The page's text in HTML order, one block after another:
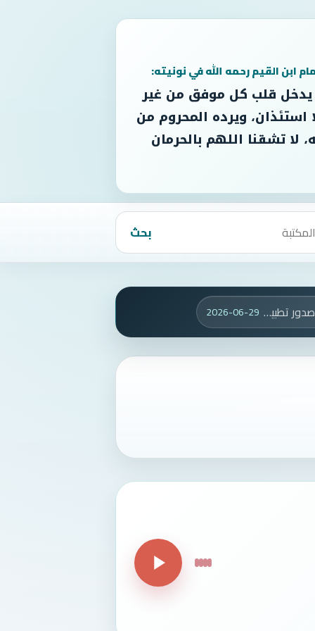
ابن القيم رحمه الله في نونيته:
يدخل قلب كل موفق من غير
استئذان، ويرده المحروم من
لا تشقنا اللهم بالحرمان
بحث
صدور تطبيق للشيخ أبي أنس عبدالخالق العماد 2026-06-29